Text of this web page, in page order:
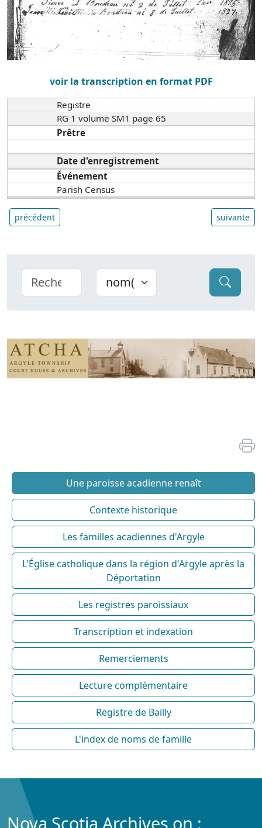
voir la transcription en format PDF
Registre
RG 1 volume SM1 page 65
Prêtre
Date d'enregistrement
Événement
Parish Census
précédent suivante
Une paroisse acadienne renaît
Contexte historique
Les familles acadiennes d'Argyle
L'Église catholique dans la région d'Argyle après la
Déportation
Les registres paroissiaux
Transcription et indexation
Remerciements
Lecture complémentaire
Registre de Bailly
L'index de noms de famille
Nova Scotia Archives on :